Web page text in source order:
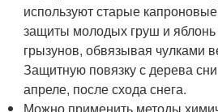
используют старые
защиты молодых груш и
грызунов, обвязывая чулками
Защитную повязку с дерева
апреле, после схода снега.
Можно применить методы